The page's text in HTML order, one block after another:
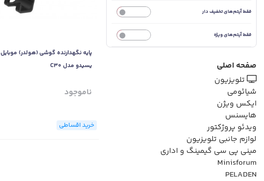
فقط آیتم‌های تخفیف دار
فقط آیتم‌های ویژه
صفحه اصلی
تلویزیون
شیائومی
ایکس ویژن
هایسنس
ویدئو پروژکتور
لوازم جانبی تلویزیون
مینی پی سی گیمینگ و اداری
Minisforum
PELADEN
پایه نگهدارنده گوشی (هولدر) موبایل
یسیدو مدل C30
ناموجود
خرید اقساطی